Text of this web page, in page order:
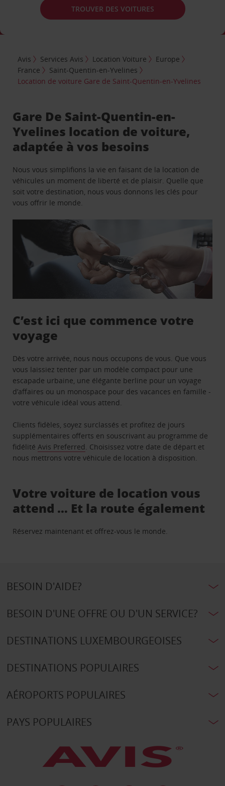
TROUVER DES VOITURES
Avis Services Avis Location Voiture
Europe
France
Saint-Quentin-en-Yvelines
Location de voiture Gare de Saint-Quentin-en-Yvelines
Gare De Saint-Quentin-en-
Yvelines location de voiture,
adaptée à vos besoins
Nous vous simplifions la vie en faisant de la location de
véhicules un moment de liberté et de plaisir. Quelle que
soit votre destination, nous vous donnons les clés pour
vous offrir le monde.
C’est ici que commence votre
voyage
Dès votre arrivée, nous nous occupons de vous. Que vous
vous laissiez tenter par un modèle compact pour une
escapade urbaine, une élégante berline pour un voyage
d’affaires ou un monospace pour des vacances en famille -
votre véhicule idéal vous attend.
Clients fidèles, soyez surclassés et profitez de jours
supplémentaires offerts en souscrivant au programme de
fidélitéAvis Preferred. Choisissez votre date de départ et
nous mettrons votre véhicule de location à disposition.
Votre voiture de location vous
attend … Et la route également
Réservez maintenant et offrez-vous le monde.
BESOIN D'AIDE?
BESOIN D'UNE OFFRE OU D'UN SERVICE?
DESTINATIONS LUXEMBOURGEOISES
DESTINATIONS POPULAIRES
AÉROPORTS POPULAIRES
PAYS POPULAIRES